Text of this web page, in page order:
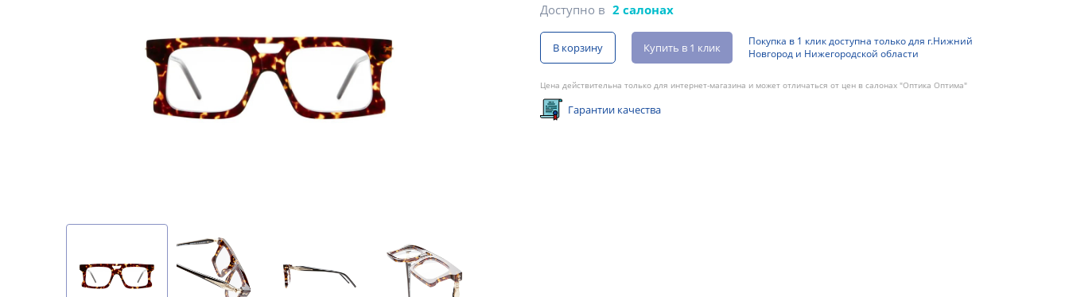
Доступно в 2 салонах
В корзину Купить в 1 клик
Покупка в 1 клик доступна только для г.Нижний
Новгород и Нижегородской области
Цена действительна только для интернет-магазина и может отличаться от цен в салонах "Оптика Оптима"
Гарантии качества